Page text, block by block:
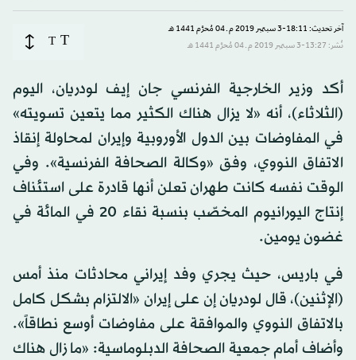
آخر تحديث: 18:11-3 سبتمبر 2019 م ـ 04 مُحرَّم 1441 هـ
نُشر: 13:27-3 سبتمبر 2019 م ـ 04 مُحرَّم 1441 هـ
T
T
أكد وزير الخارجية الفرنسي جان إيف لودريان، اليوم
(الثلاثاء)، أنه «لا يزال هناك الكثير مما يتعين تسويته»
في المفاوضات بين الدول الأوروبية وإيران لمحاولة إنقاذ
الاتفاق النووي، وفق «وكالة الصحافة الفرنسية». وفي
الوقت نفسه كانت طهران تعلن أنها قادرة على استئناف
إنتاج اليورانيوم المخصّب بنسبة نقاء 20 في المائة في
غضون يومين.
في باريس، حيث يجري وفد إيراني محادثات منذ أمس
(الإثنين)، قال لودريان إن على إيران «الالتزام بشكل كامل
بالاتفاق النووي والموافقة على مفاوضات أوسع نطاقاً».
وأضاف أمام جمعية الصحافة الدبلوماسية: «ما زال هناك